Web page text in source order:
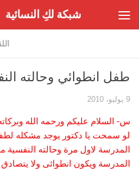
شبكة لكِ النسائية
طفل انطوائي وحالته
9 يوليو، 2010
س- السلام عليكم ورحمه الله
المدرسة لاول مرة وحالته
المدرسة ويكون انطوائى ولا